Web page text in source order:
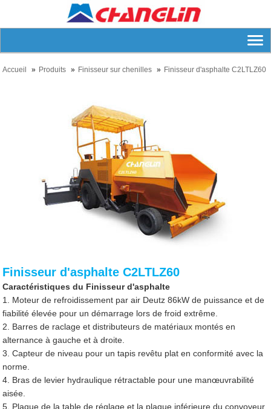
Accueil Produits Finisseur sur chenilles Finisseur d'asphalte C2LTLZ60
Finisseur d'asphalte C2LTLZ60
Caractéristiques du Finisseur d'asphalte
1. Moteur de refroidissement par air Deutz 86kW de puissance et de
fiabilité élevée pour un démarrage lors de froid extrême.
2. Barres de raclage et distributeurs de matériaux montés en
alternance à gauche et à droite.
3. Capteur de niveau pour un tapis revêtu plat en conformité avec la
norme.
4. Bras de levier hydraulique rétractable pour une manœuvrabilité
aisée.
5. Plaque de la table de réglage et la plaque inférieure du convoyeur